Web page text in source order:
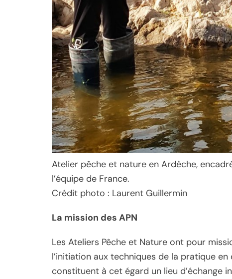
Atelier pêche et nature en Ardèche,
l’équipe de France.
Crédit photo : Laurent Guillermin
La mission des APN
Les Ateliers Pêche et Nature ont pour
l’initiation aux techniques de la pratique
constituent à cet égard un lieu d’échange